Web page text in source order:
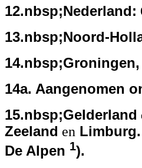
12.nbsp;Nederland:
13.nbsp;Noord-
14a. Aangenomen
15.nbsp;Gelderland
Zeeland en Limburg.
De Alpen 1).